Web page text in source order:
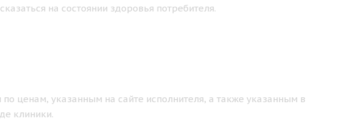
на состоянии здоровья потребителя.
ценам, указанным на сайте исполнителя, а также указанным в
клиники.